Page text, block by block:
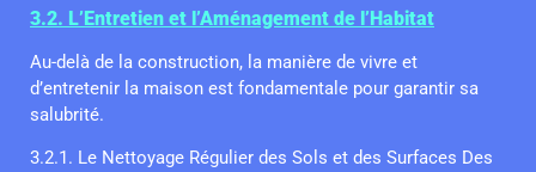
3.2. L’Entretien et l’Aménagement de l’Habitat
Au-delà de la construction, la manière de vivre et
d’entretenir la maison est fondamentale pour garantir sa
salubrité.
3.2.1. Le Nettoyage Régulier des Sols et des Surfaces Des